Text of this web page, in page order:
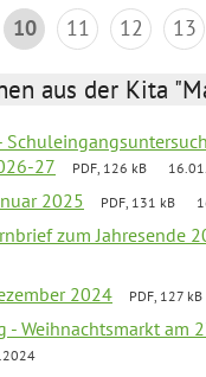
10 11 12 13
aus der Kita
27
PDF, 126 kB
2025 PDF, 131 kB
zum Jahresende
2024 PDF, 127 kB
- Weihnachtsmarkt am